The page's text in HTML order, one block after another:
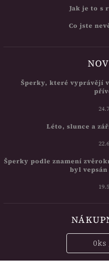
Jak je to s
Co jste
Šperky, které vyprávějí
Léto, slunce a
Šperky podle znamení
byl vepsán
0ks